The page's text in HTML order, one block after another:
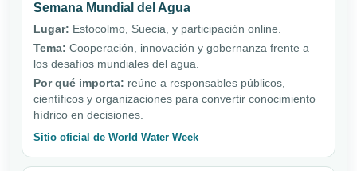
Semana Mundial del Agua
Lugar: Estocolmo, Suecia, y participación online.
Tema: Cooperación, innovación y gobernanza frente a
los desafíos mundiales del agua.
Por qué importa: reúne a responsables públicos,
científicos y organizaciones para convertir conocimiento
hídrico en decisiones.
Sitio oficial de World Water Week